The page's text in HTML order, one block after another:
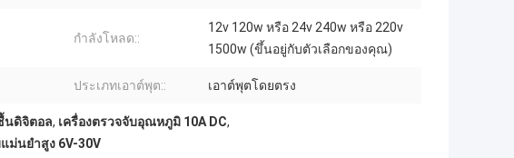
กำลังโหลด::
12v 120w หรือ 24v 240w หรือ 220v
1500w (ขึ้นอยู่กับตัวเลือกของคุณ)
ประเภทเอาต์พุต:: เอาต์พุตโดยตรง
นดิจิตอล, เครื่องตรวจจับอุณหภูมิ 10A DC,
ม่นยําสูง 6V-30V